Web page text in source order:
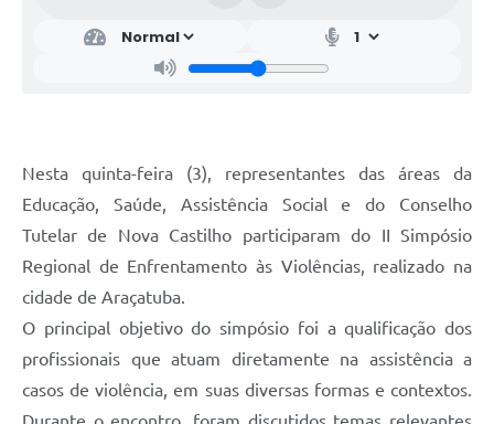
Nesta quinta-feira (3), representantes das áreas da
Educação, Saúde, Assistência Social e do Conselho
Tutelar de Nova Castilho participaram do II Simpósio
Regional de Enfrentamento às Violências, realizado na
cidade de Araçatuba.
O principal objetivo do simpósio foi a qualificação dos
profissionais que atuam diretamente na assistência a
casos de violência, em suas diversas formas e contextos.